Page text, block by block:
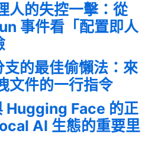
人的失控一擊：從
事件看「配置即人
的最佳偷懶法：來
文件的一行指令
Hugging Face 的正
AI 生態的重要里